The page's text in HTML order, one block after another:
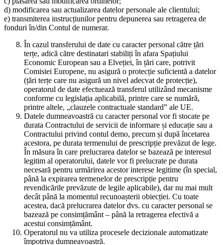
d) modificarea sau actualizarea datelor personale ale clientului;
e) transmiterea instrucțiunilor pentru depunerea sau retragerea de
fonduri în/din Contul de numerar.
În cazul transferului de date cu caracter personal către țări
terțe, adică către destinatari stabiliți în afara Spațiului
Economic European sau a Elveției, în țări care, potrivit
Comisiei Europene, nu asigură o protecție suficientă a datelor
(țări terțe care nu asigură un nivel adecvat de protecție),
operatorul de date efectuează transferul utilizând mecanisme
conforme cu legislația aplicabilă, printre care se numără,
printre altele, „clauzele contractuale standard” ale UE.
Datele dumneavoastră cu caracter personal vor fi stocate pe
durata Contractului de servicii de informare și educație sau a
Contractului privind contul demo, precum și după încetarea
acestora, pe durata termenului de prescripție prevăzut de lege.
În măsura în care prelucrarea datelor se bazează pe interesul
legitim al operatorului, datele vor fi prelucrate pe durata
necesară pentru urmărirea acestor interese legitime (în special,
până la expirarea termenelor de prescripție pentru
revendicările prevăzute de legile aplicabile), dar nu mai mult
decât până la momentul recunoașterii obiecției. Cu toate
acestea, dacă prelucrarea datelor dvs. cu caracter personal se
bazează pe consimțământ – până la retragerea efectivă a
acestui consimțământ.
Operatorul nu va utiliza procesele decizionale automatizate
împotriva dumneavoastră.